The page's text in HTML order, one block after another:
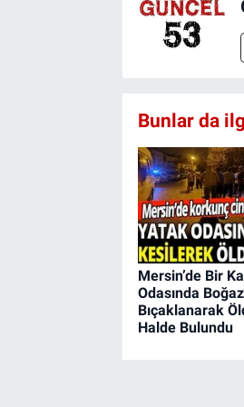
Bunlar da
Mersin’de Bir
Odasında
Bıçaklanarak
Halde Bulundu